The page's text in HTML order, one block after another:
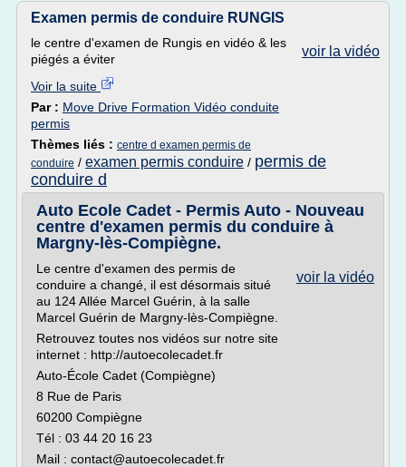
Examen permis de conduire RUNGIS
voir la vidéo
le centre d'examen de Rungis en vidéo & les
piégés a éviter
Voir la suite
Par : Move Drive Formation Vidéo conduite
permis
Thèmes liés : centre d examen permis de
conduire / examen permis conduire / permis de
conduire d
Auto Ecole Cadet - Permis Auto - Nouveau
centre d'examen permis du conduire à
Margny-lès-Compiègne.
voir la vidéo
Le centre d'examen des permis de
conduire a changé, il est désormais situé
au 124 Allée Marcel Guérin, à la salle
Marcel Guérin de Margny-lès-Compiègne.
Retrouvez toutes nos vidéos sur notre site
internet : http://autoecolecadet.fr
Auto-École Cadet (Compiègne)
8 Rue de Paris
60200 Compiègne
Tél : 03 44 20 16 23
Mail : contact@autoecolecadet.fr